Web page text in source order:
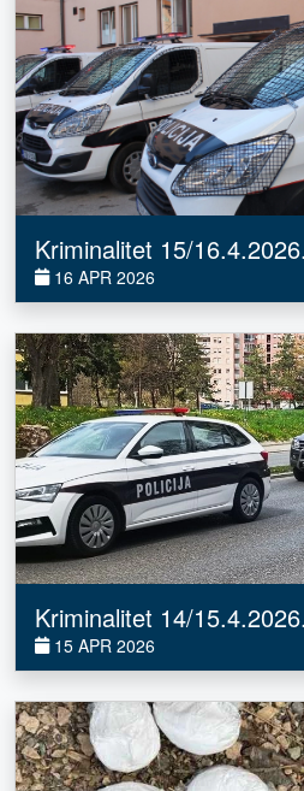
Kriminalitet 15/16.4.2026.
16 APR 2026
Kriminalitet 14/15.4.2026.
15 APR 2026